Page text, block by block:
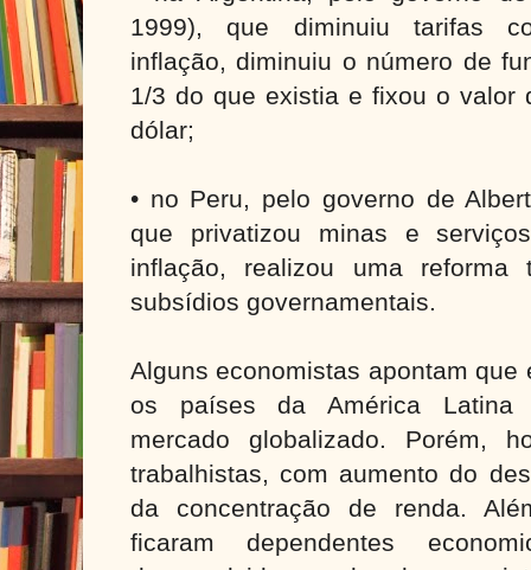
1999), que diminuiu tarifas
inflação, diminuiu o número de
1/3 do que existia e fixou o valor
dólar;
• no Peru, pelo governo de
que privatizou minas e
inflação, realizou uma
subsídios governamentais.
Alguns economistas apontam
os países da América Latina
mercado globalizado. Porém,
trabalhistas, com aumento do
da concentração de renda.
ficaram dependentes